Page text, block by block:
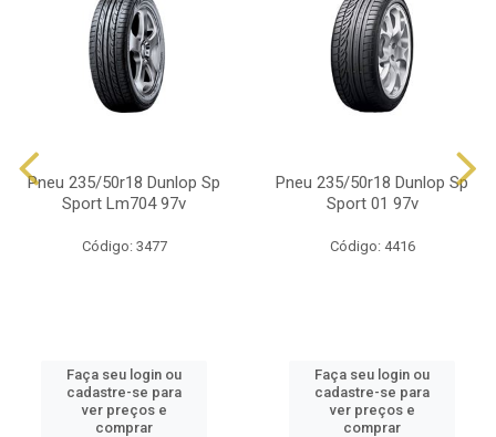
Pneu 235/50r18 Dunlop Sp
Sport Lm704 97v
Código: 3477
Faça seu login ou
cadastre-se para
ver preços e
comprar
Pneu 235/50r18 Dunlop Sp
Sport 01 97v
Código: 4416
Faça seu login ou
cadastre-se para
ver preços e
comprar